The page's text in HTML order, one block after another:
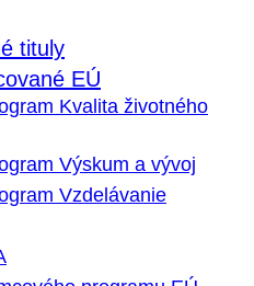
tituly
EÚ
Kvalita životného
Výskum a vývoj
Vzdelávanie